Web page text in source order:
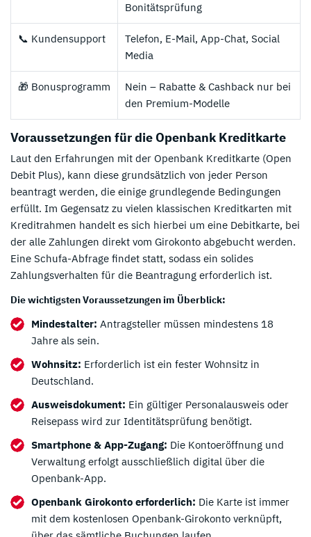
Bonitätsprüfung
📞 Kundensupport
Telefon, E-Mail, App-Chat, Social
Media
🎁 Bonusprogramm
Nein – Rabatte & Cashback nur bei
den Premium-Modelle
Voraussetzungen für die Openbank Kreditkarte
Laut den Erfahrungen mit der Openbank Kreditkarte (Open
Debit Plus), kann diese grundsätzlich von jeder Person
beantragt werden, die einige grundlegende Bedingungen
erfüllt. Im Gegensatz zu vielen klassischen Kreditkarten mit
Kreditrahmen handelt es sich hierbei um eine Debitkarte, bei
der alle Zahlungen direkt vom Girokonto abgebucht werden.
Eine Schufa-Abfrage findet statt, sodass ein solides
Zahlungsverhalten für die Beantragung erforderlich ist.
Die wichtigsten Voraussetzungen im Überblick:
Mindestalter: Antragsteller müssen mindestens 18
Jahre als sein.
Wohnsitz: Erforderlich ist ein fester Wohnsitz in
Deutschland.
Ausweisdokument: Ein gültiger Personalausweis oder
Reisepass wird zur Identitätsprüfung benötigt.
Smartphone & App-Zugang: Die Kontoeröffnung und
Verwaltung erfolgt ausschließlich digital über die
Openbank-App.
Openbank Girokonto erforderlich: Die Karte ist immer
mit dem kostenlosen Openbank-Girokonto verknüpft,